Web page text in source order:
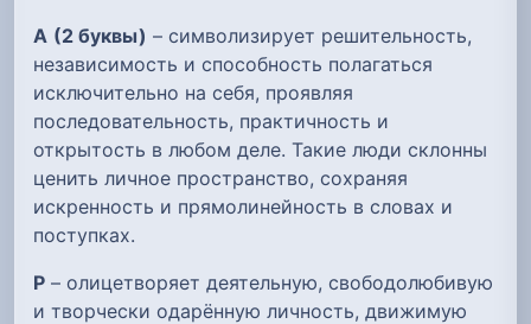
А (2 буквы) – символизирует решительность,
независимость и способность полагаться
исключительно на себя, проявляя
последовательность, практичность и
открытость в любом деле. Такие люди склонны
ценить личное пространство, сохраняя
искренность и прямолинейность в словах и
поступках.
Р – олицетворяет деятельную, свободолюбивую
и творчески одарённую личность, движимую